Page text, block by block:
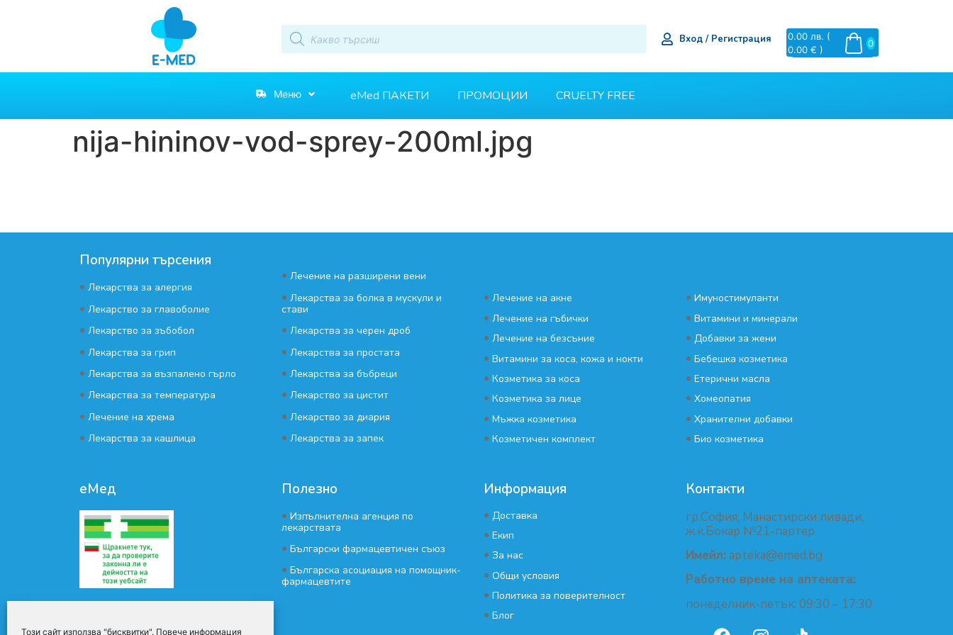
Този сайт използва "бисквитки". Повече информация
Вход / Регистрация 0
0.00 лв. (
0.00 € )
Меню eMed ПАКЕТИ ПРОМОЦИИ CRUELTY FREE
nija-hininov-vod-sprey-200ml.jpg
Популярни търсения
• Лекарства за алергия
• Лекарство за главоболие
• Лекарство за зъбобол
• Лекарства за грип
• Лекарства за възпалено гърло
• Лекарства за температура
• Лечение на хрема
• Лекарства за кашлица
• Лечение на разширени вени
• Лекарства за болка в мускули и
стави
• Лекарства за черен дроб
• Лекарства за простата
• Лекарства за бъбреци
• Лекарство за цистит
• Лекарство за диария
• Лекарства за запек
• Лечение на акне
• Лечение на гъбички
• Лечение на безсъние
• Витамини за коса, кожа и нокти
• Козметика за коса
• Козметика за лице
• Мъжка козметика
• Козметичен комплект
• Имуностимуланти
• Витамини и минерали
• Добавки за жени
• Бебешка козметика
• Етерични масла
• Хомеопатия
• Хранителни добавки
• Био козметика
еМед Полезно
• Изпълнителна агенция по
лекарствата
• Български фармацевтичен съюз
• Българска асоциация на помощник-
фармацевтите
Информация
• Доставка
• Екип
• За нас
• Общи условия
• Политика за поверителност
• Блог
Контакти
гр.София, Манастирски ливади,
ж.к.Бокар №21-партер
Имейл: apteka@emed.bg
Работно време на аптеката:
понеделник-петък: 09:30 – 17:30